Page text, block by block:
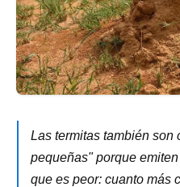
Las termitas también son
pequeñas" porque
que es peor: cuanto más